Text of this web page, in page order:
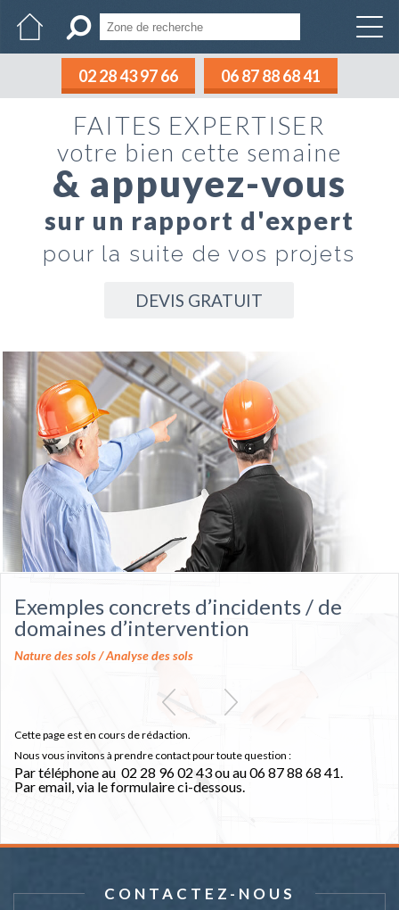
02 28 43 97 66 06 87 88 68 41
Exemples concrets d’incidents / de
domaines d’intervention
Nature des sols / Analyse des sols
Cette page est en cours de rédaction.
Nous vous invitons à prendre contact pour toute question :
Par téléphone au 02 28 96 02 43 ou au 06 87 88 68 41.
Par email, via le formulaire ci-dessous.
CONTACTEZ-NOUS